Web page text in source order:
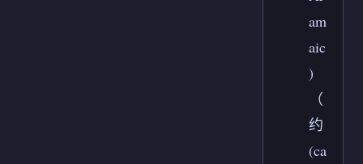
am
aic
)
（
约
(ca